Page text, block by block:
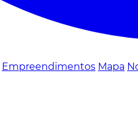
Empreendimentos Mapa